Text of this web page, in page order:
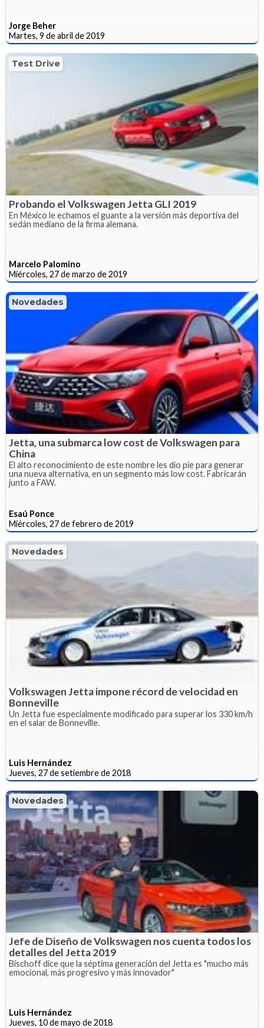
Jorge Beher
Martes, 9 de abril de 2019
Test Drive
Probando el Volkswagen Jetta GLI 2019
En México le echamos el guante a la versión más deportiva del
sedán mediano de la firma alemana.
Marcelo Palomino
Miércoles, 27 de marzo de 2019
Novedades
Jetta, una submarca low cost de Volkswagen para
China
El alto reconocimiento de este nombre les dio pie para generar
una nueva alternativa, en un segmento más low cost. Fabricarán
junto a FAW.
Esaú Ponce
Miércoles, 27 de febrero de 2019
Novedades
Volkswagen Jetta impone récord de velocidad en
Bonneville
Un Jetta fue especialmente modificado para superar los 330 km/h
en el salar de Bonneville.
Luis Hernández
Jueves, 27 de setiembre de 2018
Novedades
Jefe de Diseño de Volkswagen nos cuenta todos los
detalles del Jetta 2019
Bischoff dice que la séptima generación del Jetta es "mucho más
emocional, más progresivo y más innovador"
Luis Hernández
Jueves, 10 de mayo de 2018